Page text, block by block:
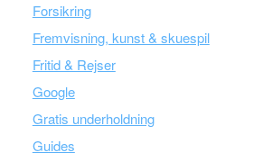
Forsikring
Fremvisning, kunst & skuespil
Fritid & Rejser
Google
Gratis underholdning
Guides